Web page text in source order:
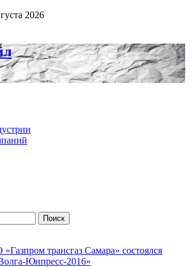
2026
Поиск
трансгаз Самара» состоялся
Юнпресс-2016»